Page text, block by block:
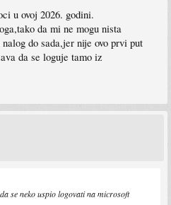
u ovoj 2026. godini.
da mi ne mogu nista
do sada,jer nije ovo prvi put
da se loguje tamo iz
se neko uspio logovati na microsoft